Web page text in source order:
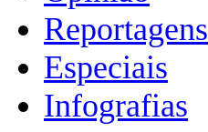
Reportagens
Especiais
Infografias